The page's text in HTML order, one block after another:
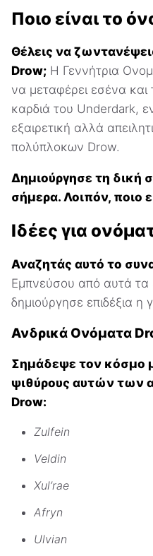
Ποιο είναι το
Θέλεις να
Drow; Η Γεννήτρια
να μεταφέρει εσένα
καρδιά του Underdark,
εξαιρετική αλλά
πολύπλοκων Drow.
Δημιούργησε τη δική
σήμερα. Λοιπόν, ποιο
Ιδέες για
Αναζητάς αυτό το
Εμπνεύσου από αυτά τα
δημιούργησε επιδέξια
Ανδρικά Ονόματα
Σημάδεψε τον κόσμο
ψιθύρους αυτών των
Drow:
Zulfein
Veldin
Xul’rae
Afryn
Ulvian